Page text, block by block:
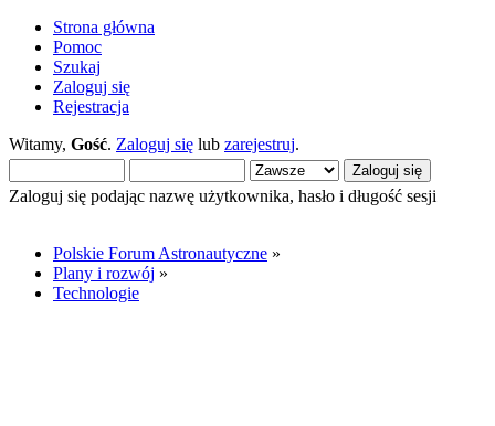
Strona główna
Pomoc
Szukaj
Zaloguj się
Rejestracja
Witamy, Gość. Zaloguj się lub zarejestruj.
Zaloguj się podając nazwę użytkownika, hasło i długość sesji
Polskie Forum Astronautyczne »
Plany i rozwój »
Technologie